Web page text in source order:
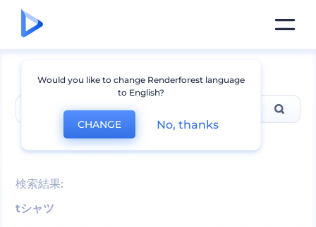
最も人気の検索ワード
検索結果:
tシャツ
Would you like to change Renderforest language
to English?
CHANGE No, thanks